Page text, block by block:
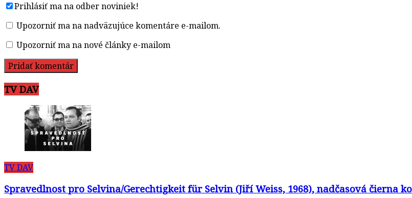
Prihlásiť ma na odber noviniek!
Upozorniť ma na nadväzujúce komentáre e-mailom.
Upozorniť ma na nové články e-mailom
TV DAV
TV DAV
Spravedlnost pro Selvina/Gerechtigkeit für Selvin (Jiří Weiss, 1968), nadčasová čierna